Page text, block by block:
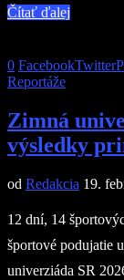
Čítať ďalej
0 FacebookTwitter
Reportáže
Zimná
výsledky
od Redakcia 19.
12 dní, 14
športové podujatie
univerziáda SR